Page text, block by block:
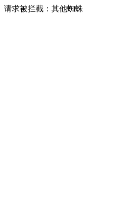
请求被拦截：其他蜘蛛